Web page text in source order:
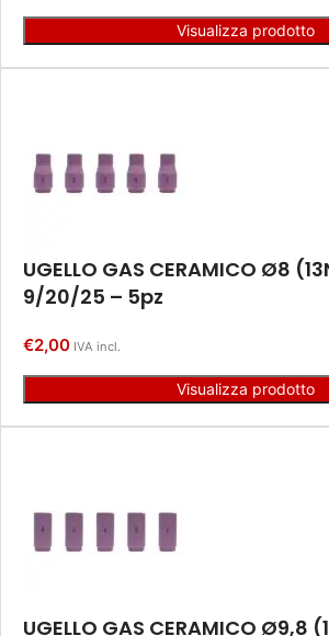
Visualizza prodotto
UGELLO GAS CERAMICO Ø8
9/20/25 – 5pz
€2,00 IVA incl.
Visualizza prodotto
UGELLO GAS CERAMICO Ø9,8